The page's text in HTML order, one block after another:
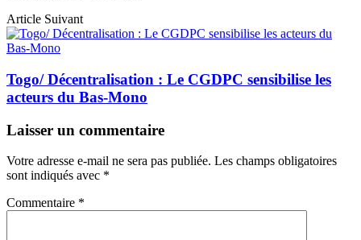
Article Suivant
Togo/ Décentralisation : Le CGDPC sensibilise les
acteurs du Bas-Mono
Laisser un commentaire
Votre adresse e-mail ne sera pas publiée. Les champs obligatoires
sont indiqués avec *
Commentaire *